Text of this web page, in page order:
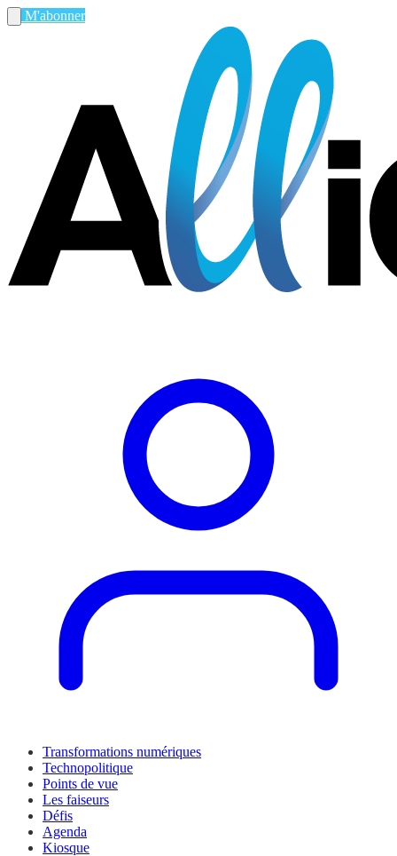
M'abonner
Transformations numériques
Technopolitique
Points de vue
Les faiseurs
Défis
Agenda
Kiosque